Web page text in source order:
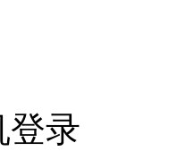
登录